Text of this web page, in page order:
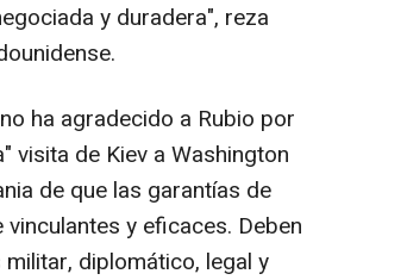
y duradera", reza
ha agradecido a Rubio por
visita de Kiev a Washington
de que las garantías de
y eficaces. Deben
diplomático, legal y